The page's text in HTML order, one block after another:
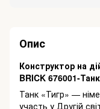
Опис
Конструктор на
BRICK 676001-
Танк «Тигр» —
участь у Другій